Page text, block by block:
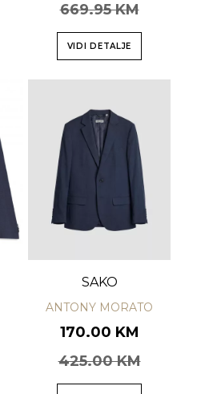
669.95 KM
VIDI DETALJE
SAKO
ANTONY MORATO
170.00 KM
425.00 KM